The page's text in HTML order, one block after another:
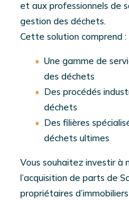
et aux professionnels de
gestion des déchets.
Cette solution comprend :
Une gamme de
des déchets
Des procédés
déchets
Des filières
déchets ultimes
Vous souhaitez investir à
l’acquisition de parts de
propriétaires